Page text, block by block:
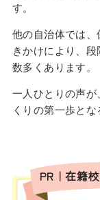
す。
他の自治体では
きかけにより、
数多くあります。
一人ひとりの声
くりの第一歩とな
PR｜在籍